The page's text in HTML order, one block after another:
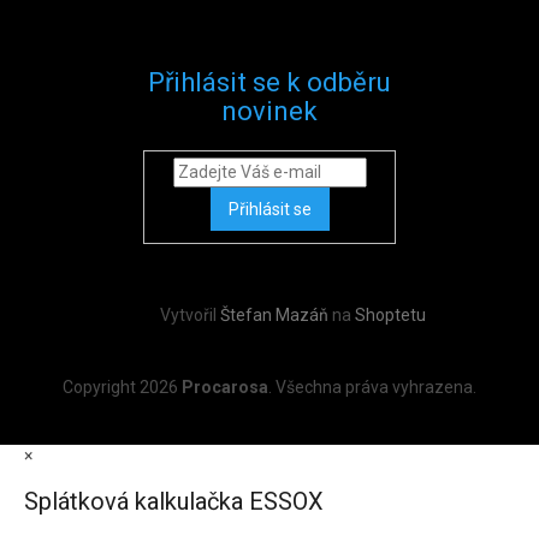
Přihlásit se k odběru
novinek
Přihlásit se
Vytvořil Štefan Mazáň na Shoptetu
Copyright 2026 Procarosa . Všechna práva vyhrazena.
×
Splátková kalkulačka ESSOX